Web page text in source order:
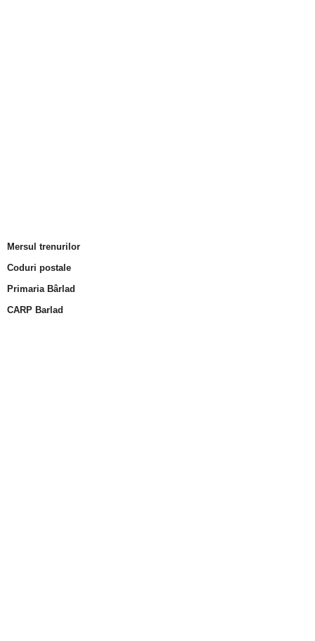
Mersul trenurilor
Coduri postale
Primaria Bârlad
CARP Barlad